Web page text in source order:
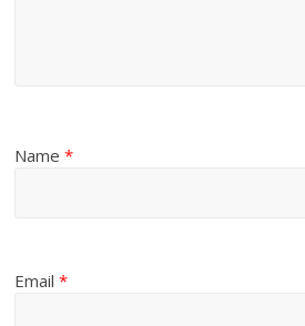
Name*
Email*